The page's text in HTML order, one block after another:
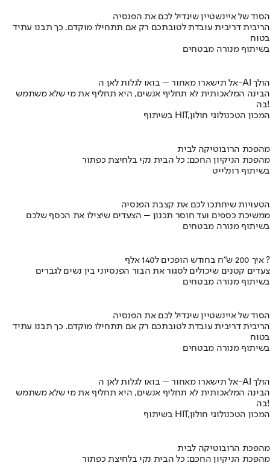
הסוד של איינשטיין שיגדיל לכם את הפנסיה
הריבית דריבית עובדת לטובתכם רק אם תתחילו מוקדם. כך תבנו עתיד
בטוח
בשיתוף מנורה מבטחים
אל תישארו מאחור – בואו לגלות לאן ה-AI הולך
הבינה המלאכותית לא תחליף אנשים, היא תחליף את מי שלא משתמש
בה!
בשיתוף HIT,המכון הטכנולוגי חולון
מהפכת הרובוטיקה לבית
מהפכת הניקיון החכם: כל הבית נקי בלחיצת כפתור
בשיתוף רונלייט
הטעויות שיחתכו לכם את קצבת הפנסיה
ממשיכת כספים ועד חוסר תכנון – הצעדים שיצילו את הכסף שלכם
בשיתוף מנורה מבטחים
איך 200 ש"ח בחודש הופכים ל140 אלף ?
צעדים קטנים שיכולים לסגור את הבור הפנסיוני בין נשים לגברים
בשיתוף מנורה מבטחים
הסוד של איינשטיין שיגדיל לכם את הפנסיה
הריבית דריבית עובדת לטובתכם רק אם תתחילו מוקדם. כך תבנו עתיד
בטוח
בשיתוף מנורה מבטחים
אל תישארו מאחור – בואו לגלות לאן ה-AI הולך
הבינה המלאכותית לא תחליף אנשים, היא תחליף את מי שלא משתמש
בה!
בשיתוף HIT,המכון הטכנולוגי חולון
מהפכת הרובוטיקה לבית
מהפכת הניקיון החכם: כל הבית נקי בלחיצת כפתור